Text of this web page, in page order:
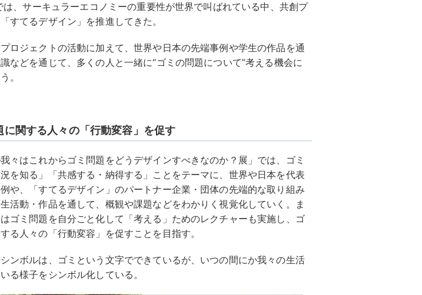
は、サーキュラーエコノミーの重要性が世界で叫ばれている中、共創プ
すてるデザイン」を推進してきた。
ロジェクトの活動に加えて、世界や⽇本の先端事例や学⽣の作品を通
などを通じて、多くの人と⼀緒に“ゴミの問題について”考える機会に
。
に関する⼈々の「⾏動変容」を促す
々はこれからゴミ問題をどうデザインすべきなのか？展」では、ゴミ
を知る」「共感する・納得する」ことをテーマに、世界や⽇本を代表
や、「すてるデザイン」のパートナー企業・団体の先端的な取り組み
活動・作品を通して、概観や課題などをわかりく視覚化していく。ま
ゴミ問題を⾃分ごと化して「考える」ためのレクチャーも実施し、ゴ
る⼈々の「⾏動変容」を促すことを⽬指す。
ンボルは、ゴミという文字でできているが、いつの間にか我々の生活
る様子をシンボル化している。